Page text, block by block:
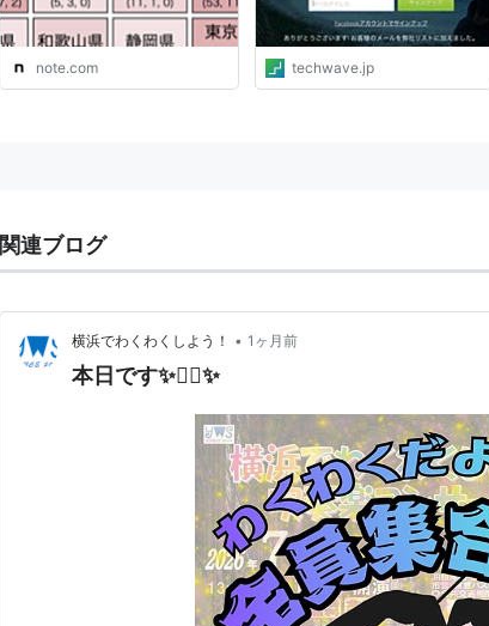
note.com techwave.jp
関連ブログ
横浜でわくわくしよう！ • 1ヶ月前
本日です✨🙆‍♂️✨